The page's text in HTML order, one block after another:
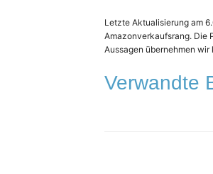
Letzte Aktualisierung am
Amazonverkaufsrang. Die
Aussagen übernehmen wir
Verwandte